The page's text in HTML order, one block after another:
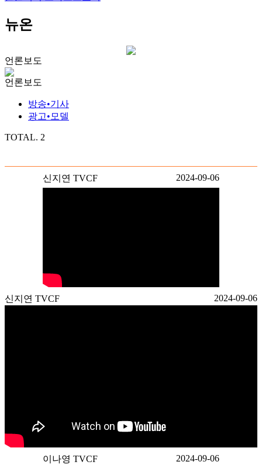
뉴온
언론보도
언론보도
방송•기사
광고•모델
TOTAL. 2
신지연 TVCF 2024-09-06
신지연 TVCF 2024-09-06
이나영 TVCF 2024-09-06